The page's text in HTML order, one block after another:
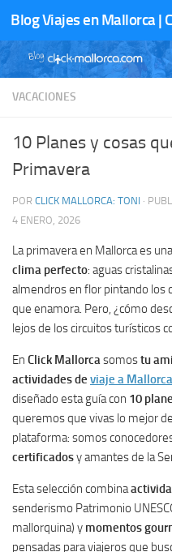
Saltar al contenido
Blog Viajes en Mallorca |
VACACIONES
10 Planes y cosas
Primavera
POR CLICK MALLORCA: TONI ·
4 ENERO, 2026
La primavera en Mallorca es una
clima perfecto: aguas
almendros en flor pintando los
que enamora. Pero, ¿cómo
lejos de los circuitos turísticos
En Click Mallorca somostu
actividades de viaje a Mallorca
diseñado esta guía con 10
queremos que vivas lo mejor
plataforma: somos
certificadosy amantes de la
Esta selección combina
senderismo Patrimonio
mallorquina) y momentos
pensadas para viajeros que